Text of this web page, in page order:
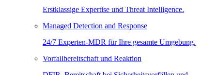
Erstklassige Expertise und Threat Intelligence.
Managed Detection and Response
24/7 Experten-MDR für Ihre gesamte Umgebung.
Vorfallbereitschaft und Reaktion